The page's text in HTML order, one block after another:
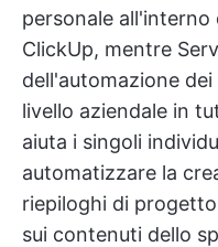
personale all'interno
ClickUp, mentre
dell'automazione
livello aziendale in
aiuta i singoli
automatizzare la
riepiloghi di
sui contenuti dello